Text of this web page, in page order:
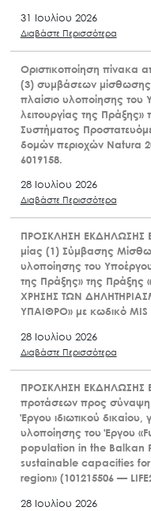
31 Ιουλίου 2026
Διαβάστε Περισσότερα
Οριστικοποίηση πίνακα
(3) συμβάσεων μίσθωσης
πλαίσιο υλοποίησης του
λειτουργίας της
Συστήματος
δομών περιοχών Natura
6019158.
28 Ιουλίου 2026
Διαβάστε Περισσότερα
ΠΡΟΣΚΛΗΣΗ ΕΚΔΗΛΩΣΗΣ
μίας (1) Σύμβασης
υλοποίησης του
της Πράξης» της
ΧΡΗΣΗΣ ΤΩΝ
ΥΠΑΙΘΡΟ» με κωδικό MIS
28 Ιουλίου 2026
Διαβάστε Περισσότερα
ΠΡΟΣΚΛΗΣΗ ΕΚΔΗΛΩΣΗΣ
προτάσεων προς
Έργου ιδιωτικού
υλοποίησης του Έργου
population in the Balkan
sustainable capacities
region» (101215506 —
28 Ιουλίου 2026